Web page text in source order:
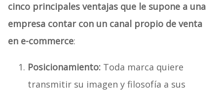
cinco principales ventajas que le supone a una
empresa contar con un canal propio de venta
en e-commerce:
Posicionamiento:Toda marca quiere
transmitir su imagen y filosofía a sus